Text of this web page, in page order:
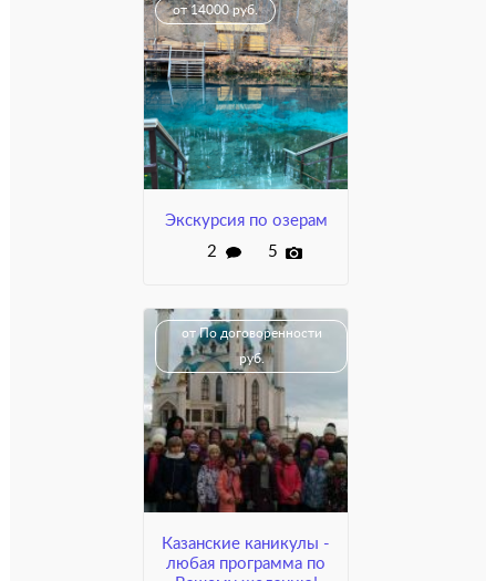
Экскурсия по озерам
2
5
от 14000 руб.
Казанские каникулы -
любая программа по
от По договоренности
руб.